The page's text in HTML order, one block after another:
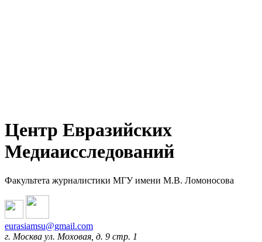
Центр Евразийских
Медиаисследований
Факультета журналистики МГУ имени М.В. Ломоносова
eurasiamsu@gmail.com
г. Москва ул. Моховая, д. 9 стр. 1